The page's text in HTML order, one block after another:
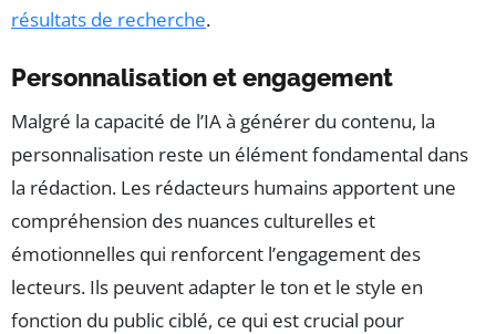
résultats de recherche.
Personnalisation et engagement
Malgré la capacité de l’IA à générer du contenu, la
personnalisation reste un élément fondamental dans
la rédaction. Les rédacteurs humains apportent une
compréhension des nuances culturelles et
émotionnelles qui renforcent l’engagement des
lecteurs. Ils peuvent adapter le ton et le style en
fonction du public ciblé, ce qui est crucial pour